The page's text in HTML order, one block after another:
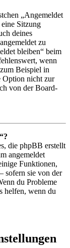
„Angemeldet
Sitzung
deines
zu
bleiben“ beim
wenn
Beispiel in
Option nicht zur
von der Board-
die phpBB erstellt
angemeldet
Funktionen,
sofern sie von der
du Probleme
helfen, wenn du